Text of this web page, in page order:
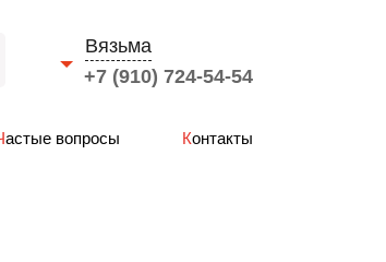
Вязьма
+7 (910) 724-54-54
Частые вопросы Контакты